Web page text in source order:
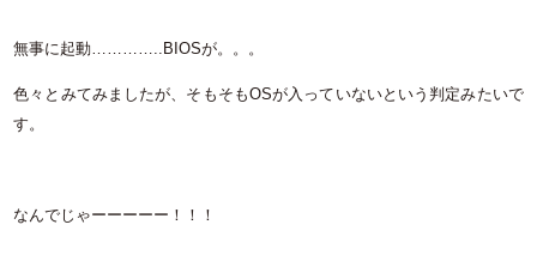
無事に起動…………..BIOSが。。。
色々とみてみましたが、そもそもOSが入っていないという判定みたいで
す。
なんでじゃーーーーー！！！